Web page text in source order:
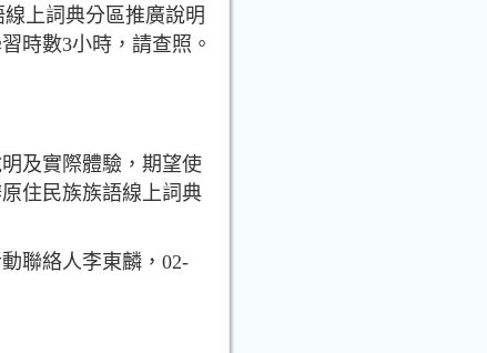
上詞典分區推廣說明
時數3小時，請查照。
及實際體驗，期望使
住民族族語線上詞典
聯絡人李東麟，02-